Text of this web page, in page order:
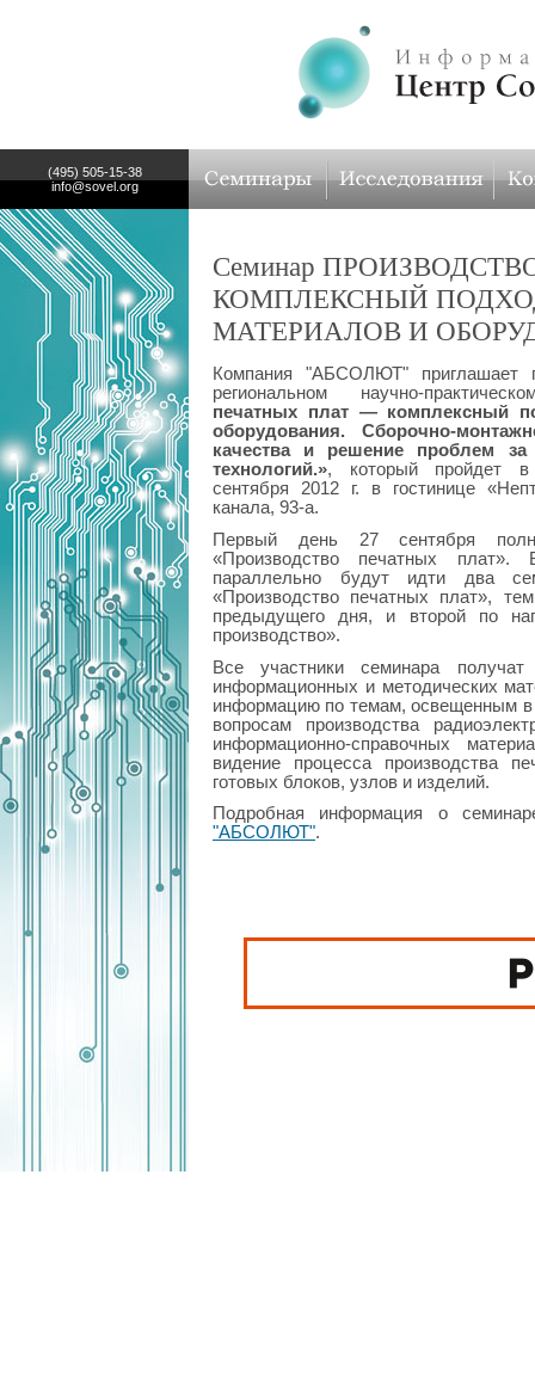
(495) 505-15-38
info@sovel.org
Семинар
КОМПЛЕКСНЫЙ
МАТЕРИАЛОВ И
Компания "АБСОЛЮТ" приглашает
региональном научно-
печатных плат — комплексный
оборудования. Сборочно-
качества и решение проблем
технологий.», который пройдет в
сентября 2012 г. в гостинице
канала, 93-а.
Первый день 27 сентября
«Производство печатных
параллельно будут идти два
«Производство печатных плат»,
предыдущего дня, и второй по
производство».
Все участники семинара
информационных и методических
информацию по темам, освещенным в
вопросам производства
информационно-справочных
видение процесса производства
готовых блоков, узлов и изделий.
Подробная информация о
"АБСОЛЮТ".